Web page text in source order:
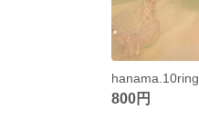
hanama.10ring
800円